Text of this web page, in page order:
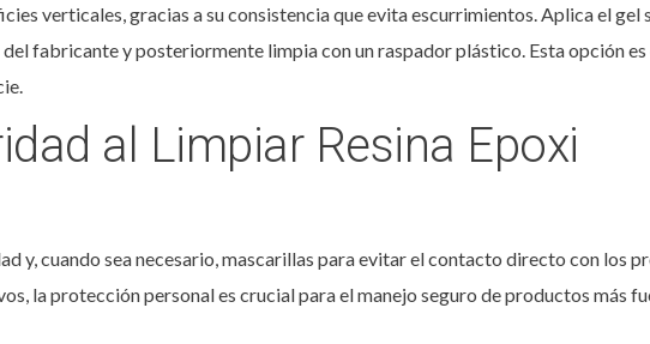
verticales, gracias a su consistencia que evita escurrimientos. Aplica el gel
fabricante y posteriormente limpia con un raspador plástico. Esta opción
al Limpiar Resina Epoxi
y, cuando sea necesario, mascarillas para evitar el contacto directo con los
la protección personal es crucial para el manejo seguro de productos más